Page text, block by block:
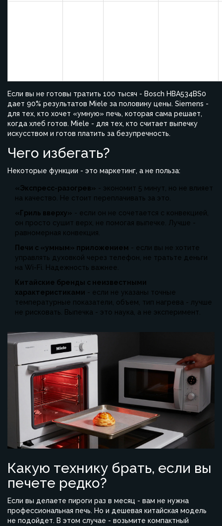
Если вы не готовы тратить 100 тысяч - Bosch HBA534BS0
дает 90% результатов Miele за половину цены. Siemens -
для тех, кто хочет «умную» печь, которая сама решает,
когда хлеб готов. Miele - для тех, кто считает выпечку
искусством и готов платить за безупречность.
Чего избегать?
Некоторые функции - это маркетинг, а не польза:
«Экспресс-разогрев» - экономит 5 минут, но не влияет
на качество. Не стоит переплачивать за это.
«Гриль вверху» - если он не сочетается с конвекцией,
он просто сушит верх, не помогая выпечке. Лучше -
равномерная конвекция.
Печи с «умным» приложением - если вы не хотите
управлять духовкой через телефон, не тратьте деньги
на Wi-Fi. Надежность важнее.
Китайские бренды с неизвестными
характеристиками - если не указаны точные
температурные показатели, объем, тип нагрева - лучше
не рисковать. Выпечка - это наука, а не эксперимент.
Какую технику брать, если вы
печете редко?
Если вы делаете пироги раз в месяц - вам не нужна
профессиональная печь. Но и дешевая китайская модель
не подойдет. В этом случае - возьмите компактный